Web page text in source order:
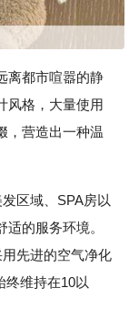
离都市喧嚣的静
风格，大量使用
，营造出一种温
区域、SPA房以
的服务环境。
用先进的空气净化
终维持在10以